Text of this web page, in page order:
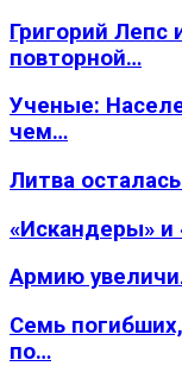
Григорий Лепс
повторной…
Ученые:
чем…
Литва
«Искандеры» и
Армию
Семь
по…